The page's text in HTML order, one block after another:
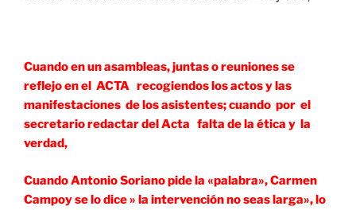
Cuando en un asambleas, juntas o reuniones se
reflejo en el ACTA recogiendos los actos y las
manifestaciones de los asistentes; cuando por el
secretario redactar del Acta falta de la ética y la
verdad,
Cuando Antonio Soriano pide la «palabra», Carmen
Campoy se lo dice » la intervención no seas larga», lo